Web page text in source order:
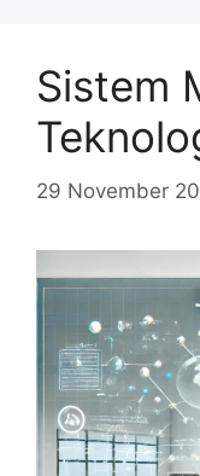
Sistem
29 November